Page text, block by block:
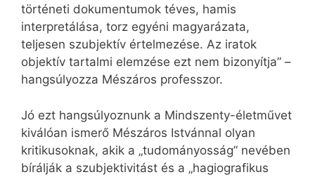
történeti dokumentumok téves, hamis
interpretálása, torz egyéni magyarázata,
teljesen szubjektív értelmezése. Az iratok
objektív tartalmi elemzése ezt nem bizonyítja” –
hangsúlyozza Mészáros professzor.
Jó ezt hangsúlyoznunk a Mindszenty-életművet
kiválóan ismerő Mészáros Istvánnal olyan
kritikusoknak, akik a „tudományosság” nevében
bírálják a szubjektivitást és a „hagiografikus